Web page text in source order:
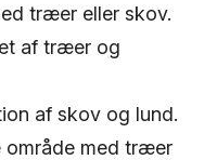
træer eller skov.
af træer og
af skov og lund.
område med træer